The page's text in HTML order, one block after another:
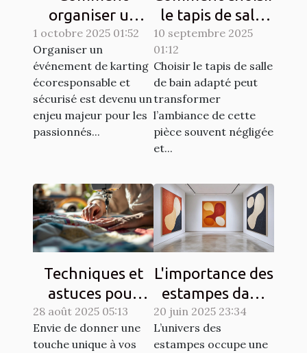
organiser un
événement de
karting
écoresponsable
et sécurisé?
1 octobre 2025 01:52
Organiser un
événement de karting
écoresponsable et
sécurisé est devenu un
enjeu majeur pour les
passionnés...
le tapis de salle
de bain idéal
pour votre
espace ?
10 septembre 2025
01:12
Choisir le tapis de salle
de bain adapté peut
transformer
l’ambiance de cette
pièce souvent négligée
et...
Techniques et
astuces pour
matelasser son
propre tissu
28 août 2025 05:13
Envie de donner une
touche unique à vos
L'importance des
estampes dans
l'art moderne
20 juin 2025 23:34
L’univers des
estampes occupe une